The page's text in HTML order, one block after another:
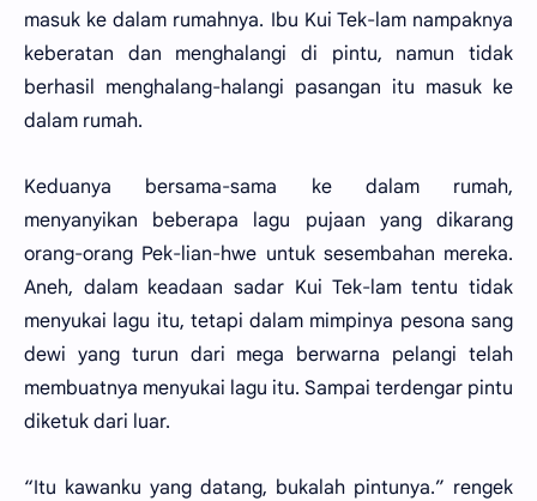
masuk ke dalam rumahnya. Ibu Kui Tek-lam nampaknya
keberatan dan menghalangi di pintu, namun tidak
berhasil menghalang-halangi pasangan itu masuk ke
dalam rumah.
Keduanya bersama-sama ke dalam rumah,
menyanyikan beberapa lagu pujaan yang dikarang
orang-orang Pek-lian-hwe untuk sesembahan mereka.
Aneh, dalam keadaan sadar Kui Tek-lam tentu tidak
menyukai lagu itu, tetapi dalam mimpinya pesona sang
dewi yang turun dari mega berwarna pelangi telah
membuatnya menyukai lagu itu. Sampai terdengar pintu
diketuk dari luar.
“Itu kawanku yang datang, bukalah pintunya.” rengek